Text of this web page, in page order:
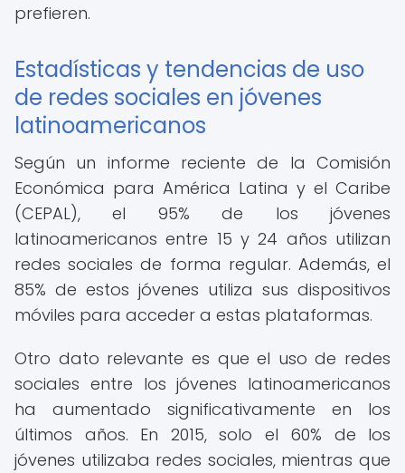
prefieren.
Estadísticas y tendencias de uso
de redes sociales en jóvenes
latinoamericanos
Según un informe reciente de la Comisión
Económica para América Latina y el Caribe
(CEPAL), el 95% de los jóvenes
latinoamericanos entre 15 y 24 años utilizan
redes sociales de forma regular. Además, el
85% de estos jóvenes utiliza sus dispositivos
móviles para acceder a estas plataformas.
Otro dato relevante es que el uso de redes
sociales entre los jóvenes latinoamericanos
ha aumentado significativamente en los
últimos años. En 2015, solo el 60% de los
jóvenes utilizaba redes sociales, mientras que